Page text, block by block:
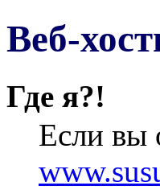
Веб-
Где я?!
Если вы